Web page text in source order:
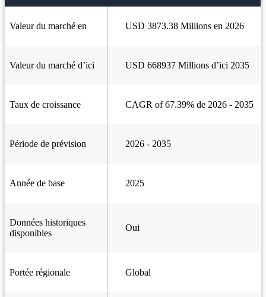
Valeur du marché en USD 3873.38 Millions en 2026
Valeur du marché d’ici USD 668937 Millions d’ici 2035
Taux de croissance CAGR of 67.39% de 2026 - 2035
Période de prévision 2026 - 2035
Année de base 2025
Données historiques
disponibles
Oui
Portée régionale Global